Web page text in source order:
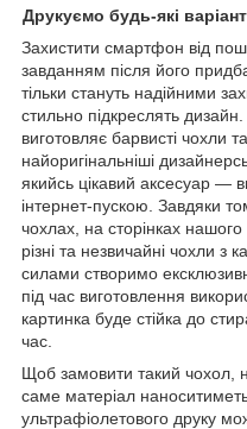
Друкуємо будь-які
Захистити смартфон від
завданням після його
тільки стануть надійними
стильно підкреслять
виготовляє барвисті чохли
найоригінальніші
якийсь цікавий аксесуар —
інтернет-пускою. Завдяки
чохлах, на сторінках
різні та незвичайні чохли
силами створимо
під час виготовлення
картинка буде стійка до
час.
Щоб замовити такий чохол,
саме матеріал
ультрафіолетового друку